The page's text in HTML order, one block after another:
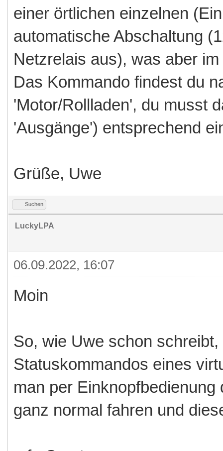
einer örtlichen einzelnen
automatische Abschaltung
Netzrelais aus), was aber
Das Kommando findest du
'Motor/Rollladen', du musst
'Ausgänge') entsprechend
Grüße, Uwe
Suchen
LuckyLPA
06.09.2022, 16:07
Moin
So, wie Uwe schon
Statuskommandos eines
man per
ganz normal fahren und